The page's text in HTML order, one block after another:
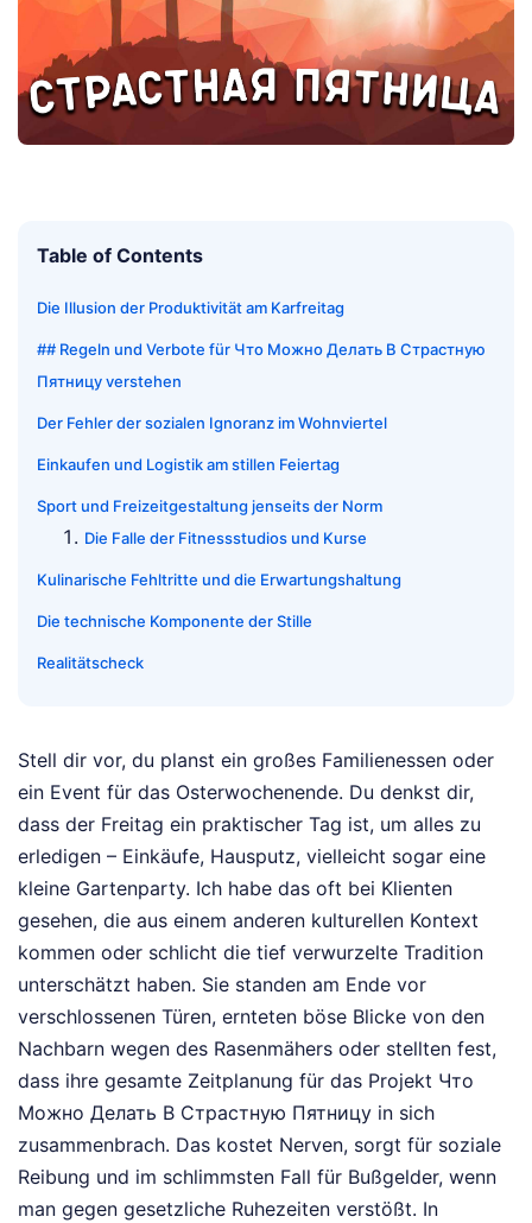
Table of Contents
Die Illusion der Produktivität am Karfreitag
## Regeln und Verbote für Что Можно Делать В Страстную
Пятницу verstehen
Der Fehler der sozialen Ignoranz im Wohnviertel
Einkaufen und Logistik am stillen Feiertag
Sport und Freizeitgestaltung jenseits der Norm
Die Falle der Fitnessstudios und Kurse
Kulinarische Fehltritte und die Erwartungshaltung
Die technische Komponente der Stille
Realitätscheck
Stell dir vor, du planst ein großes Familienessen oder
ein Event für das Osterwochenende. Du denkst dir,
dass der Freitag ein praktischer Tag ist, um alles zu
erledigen – Einkäufe, Hausputz, vielleicht sogar eine
kleine Gartenparty. Ich habe das oft bei Klienten
gesehen, die aus einem anderen kulturellen Kontext
kommen oder schlicht die tief verwurzelte Tradition
unterschätzt haben. Sie standen am Ende vor
verschlossenen Türen, ernteten böse Blicke von den
Nachbarn wegen des Rasenmähers oder stellten fest,
dass ihre gesamte Zeitplanung für das Projekt Что
Можно Делать В Страстную Пятницу in sich
zusammenbrach. Das kostet Nerven, sorgt für soziale
Reibung und im schlimmsten Fall für Bußgelder, wenn
man gegen gesetzliche Ruhezeiten verstößt. In